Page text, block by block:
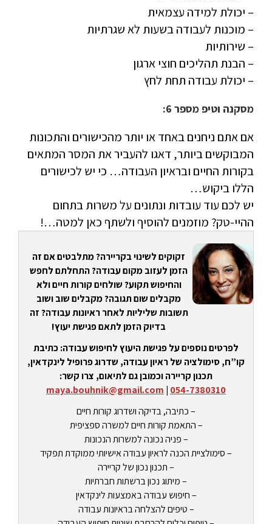
– יכולת למידה עצמאית
– מוכנות לעבודה בשעות לא שגרתיות
– שירותיות
– הבנת תהליכים חוצי ארגון
– יכולת עבודה תחת לחץ
מסקנה וטיפ מספר 6:
אם אתם ניחנים באחד או יותר מהכישורים והתכונות
המבוקשים ביותר, דאגו להעביר את המסר המתאים
בקורות החיים ובראיון העבודה… כי יש לכישורים
הללו ביקוש…
יש לכם עוד עובדות ונתונים על משרות בתחום
ההיי-טק? מוזמנים להוסיף ולשתף כאן למטה…!
זקוקים לשינוי בקריירה? מתלבטים אם זה
הזמן לעזוב מקום עבודה? התחלתם לחפש
והחיפוש תקוע? שולחים קורות חיים ולא
מקבלים שום תגובה? מקבלים שוב ושוב
תשובות שליליות לאחר ראיונות עבודה? זה
בדיוק הזמן לתאם פגישת יעוץ!
לפרטים נוספים על פגישת היעוץ לחיפוש עבודה: כתיבת
קו”ח, סימולציה של ראיון עבודה, שדרוג פרופיל לינקדאין,
תכנון קריירה וכמובן גם לתיאום, צרו קשר:
054-7380310
|
maya.bouhnik@gmail.com
– כתיבה, בדיקה ושדרוג קורות חיים
– התאמת קורות חיים למשרה ספציפית
– פניה נכונה למשרות הנכונות
– סימולציית הכנה לראיון עבודה אישיותי ממוקדת תפקיד
– תכנון נכון של קריירה
– מיתוג נכון ברשתות חברתיות
– חיפוש עבודה באמצעות לינקדאין
– טיפים להצלחה בראיונות עבודה